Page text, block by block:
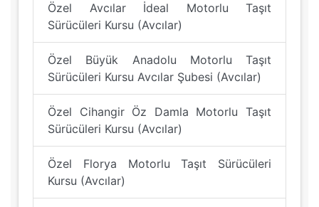
Özel Avcılar İdeal Motorlu Taşıt
Sürücüleri Kursu (Avcılar)
Özel Büyük Anadolu Motorlu Taşıt
Sürücüleri Kursu Avcılar Şubesi (Avcılar)
Özel Cihangir Öz Damla Motorlu Taşıt
Sürücüleri Kursu (Avcılar)
Özel Florya Motorlu Taşıt Sürücüleri
Kursu (Avcılar)